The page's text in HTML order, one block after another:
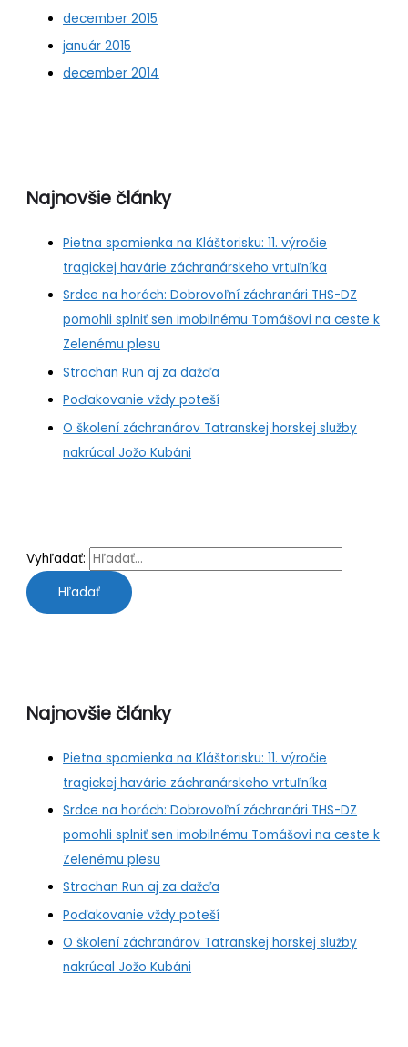
december 2015
január 2015
december 2014
Najnovšie články
Pietna spomienka na Kláštorisku: 11. výročie
tragickej havárie záchranárskeho vrtuľníka
Srdce na horách: Dobrovoľní záchranári THS-DZ
pomohli splniť sen imobilnému Tomášovi na ceste k
Zelenému plesu
Strachan Run aj za dažďa
Poďakovanie vždy poteší
O školení záchranárov Tatranskej horskej služby
nakrúcal Jožo Kubáni
Vyhľadať:
Najnovšie články
Pietna spomienka na Kláštorisku: 11. výročie
tragickej havárie záchranárskeho vrtuľníka
Srdce na horách: Dobrovoľní záchranári THS-DZ
pomohli splniť sen imobilnému Tomášovi na ceste k
Zelenému plesu
Strachan Run aj za dažďa
Poďakovanie vždy poteší
O školení záchranárov Tatranskej horskej služby
nakrúcal Jožo Kubáni